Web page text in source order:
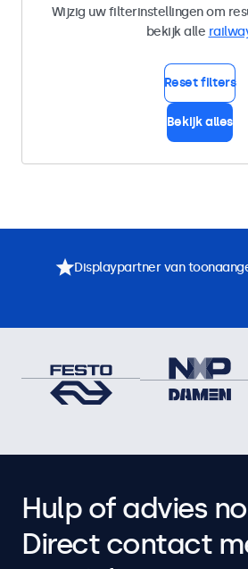
Wijzig uw filterinstellingen om
bekijk alle
Reset filters
Bekijk alles
Displaypartner van
Hulp of advies
Direct contact